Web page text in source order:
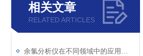
相关文章
RELATED ARTICLES